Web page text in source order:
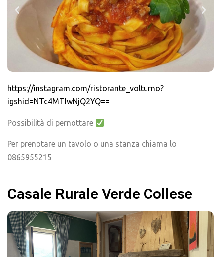
https://instagram.com/ristorante_volturno?
igshid=NTc4MTIwNjQ2YQ==
Possibilità di pernottare
Per prenotare un tavolo o una stanza chiama lo
0865955215
Casale Rurale Verde Collese